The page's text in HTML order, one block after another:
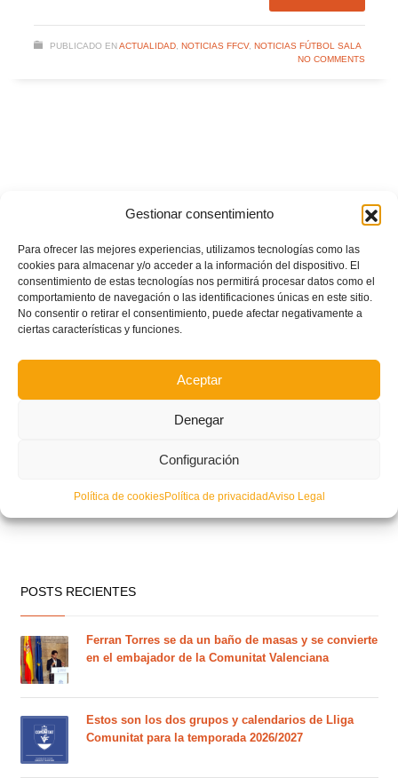
Gestionar consentimiento
Para ofrecer las mejores experiencias, utilizamos tecnologías como las
cookies para almacenar y/o acceder a la información del dispositivo. El
consentimiento de estas tecnologías nos permitirá procesar datos como el
comportamiento de navegación o las identificaciones únicas en este sitio.
No consentir o retirar el consentimiento, puede afectar negativamente a
ciertas características y funciones.
Aceptar
Denegar
Configuración
Política de cookiesPolítica de privacidadAviso Legal
PUBLICADO EN ACTUALIDAD, NOTICIAS FFCV, NOTICIAS FÚTBOL SALA
NO COMMENTS
POSTS RECIENTES
Ferran Torres se da un baño de masas y se convierte
en el embajador de la Comunitat Valenciana
Estos son los dos grupos y calendarios de Lliga
Comunitat para la temporada 2026/2027